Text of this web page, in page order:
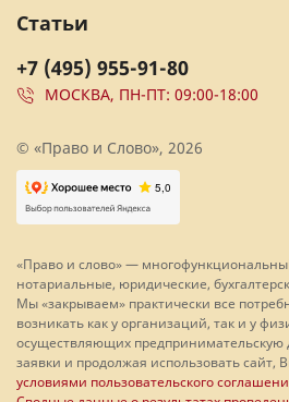
+7 (495) 955-91-80
МОСКВА, ПН-ПТ: 09:00-18:00
Статьи
© «Право и Слово», 2026
«Право и слово» —
нотариальные, юридические,
Мы «закрываем» практически все
возникать как у организаций, так и у
осуществляющих предпринимательскую
заявки и продолжая использовать сайт,
условиями пользовательского